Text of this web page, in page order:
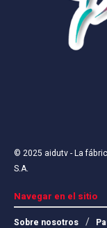
© 2025 aidutv- La
S.A.
Navegar en el sitio
Sobre nosotros